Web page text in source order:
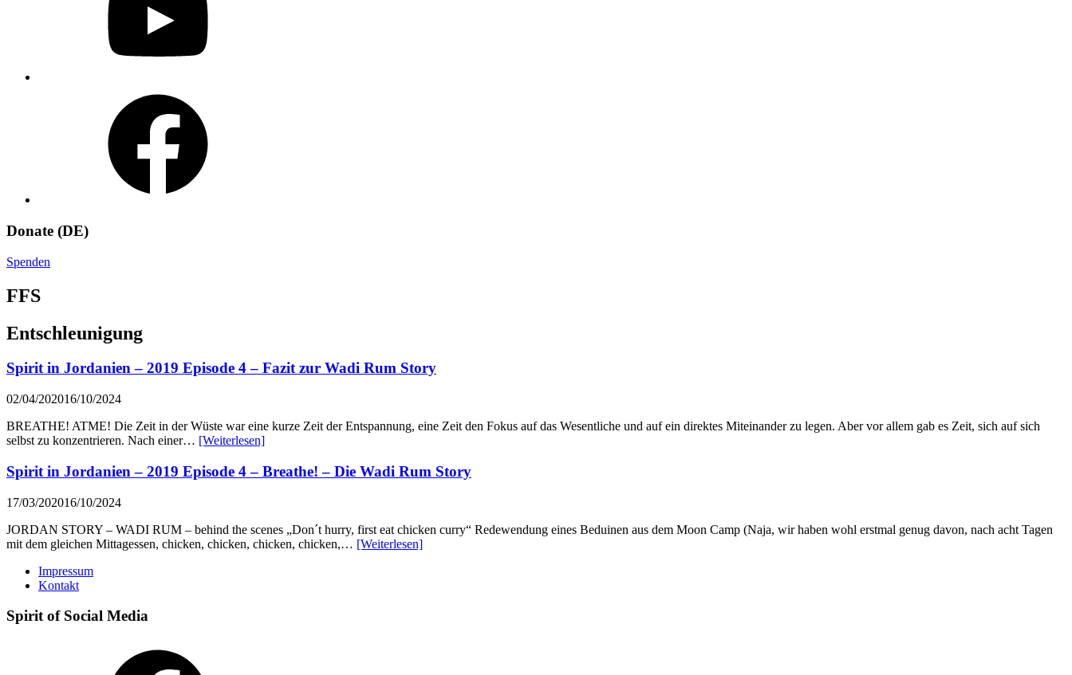
Donate (DE)
Spenden
FFS
Entschleunigung
Spirit in Jordanien – 2019 Episode 4 – Fazit zur Wadi Rum Story
02/04/202016/10/2024
BREATHE! ATME! Die Zeit in der Wüste war eine kurze Zeit der Entspannung, eine Zeit den Fokus auf das Wesentliche und auf ein direktes Miteinander zu legen. Aber vor allem gab es Zeit, sich auf sich
selbst zu konzentrieren. Nach einer… [Weiterlesen]
Spirit in Jordanien – 2019 Episode 4 – Breathe! – Die Wadi Rum Story
17/03/202016/10/2024
JORDAN STORY – WADI RUM – behind the scenes „Don´t hurry, first eat chicken curry“ Redewendung eines Beduinen aus dem Moon Camp (Naja, wir haben wohl erstmal genug davon, nach acht Tagen
mit dem gleichen Mittagessen, chicken, chicken, chicken, chicken,… [Weiterlesen]
Impressum
Kontakt
Spirit of Social Media